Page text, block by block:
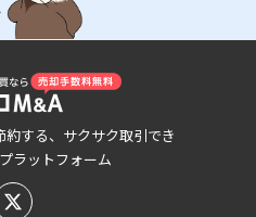
する、サクサク取引でき
ラットフォーム